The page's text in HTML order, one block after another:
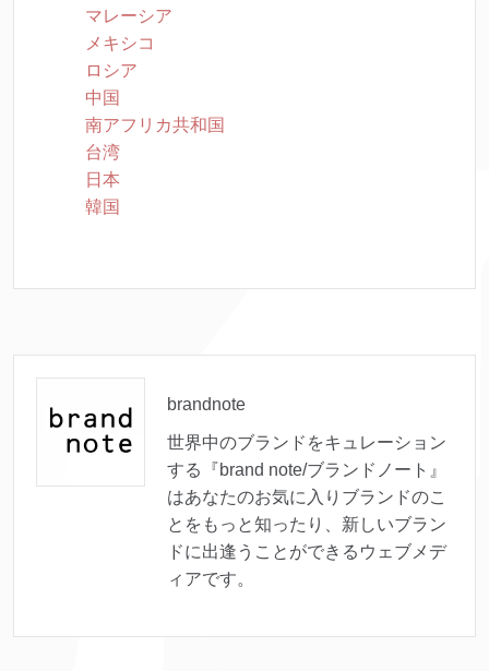
マレーシア
メキシコ
ロシア
中国
南アフリカ共和国
台湾
日本
韓国
brandnote
世界中のブランドをキュレーション
する『brand note/ブランドノート』
はあなたのお気に入りブランドのこ
とをもっと知ったり、新しいブラン
ドに出逢うことができるウェブメデ
ィアです。